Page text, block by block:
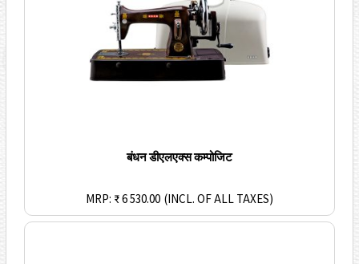
बंधन डीएलएक्स कम्पोजिट
MRP: ₹ 6 530.00 (INCL. OF ALL TAXES)